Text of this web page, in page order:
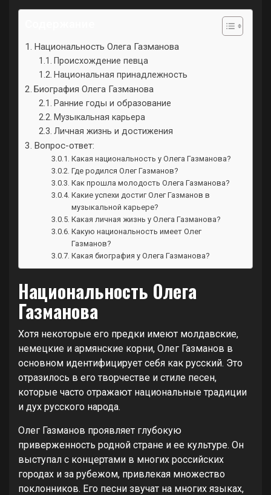
Национальность Олега Газманова
Происхождение певца
Национальная принадлежность
Биография Олега Газманова
Ранние годы и образование
Музыкальная карьера
Личная жизнь и достижения
Вопрос-ответ:
Какая национальность у Олега Газманова?
Где родился Олег Газманов?
Как прошла молодость Олега Газманова?
Какие успехи достиг Олег Газманов в
музыкальной карьере?
Какая личная жизнь у Олега Газманова?
Какую национальность имеет Олег
Газманов?
Какая биография у Олега Газманова?
Национальность Олега
Газманова
Хотя некоторые его предки имеют молдавские,
немецкие и армянские корни, Олег Газманов в
основном идентифицирует себя как русский. Это
отразилось в его творчестве и стиле песен,
которые часто отражают национальные традиции
и дух русского народа.
Олег Газманов проявляет глубокую
приверженность родной стране и ее культуре. Он
выступал с концертами в многих российских
городах и за рубежом, привлекая множество
поклонников. Его песни звучат на многих языках,